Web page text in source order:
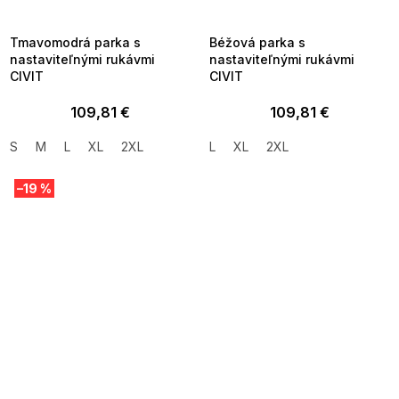
Tmavomodrá parka s
nastaviteľnými rukávmi
CIVIT
109,81 €
S M L XL 2XL
Béžová parka s
nastaviteľnými rukávmi
CIVIT
109,81 €
L XL 2XL
–19 %